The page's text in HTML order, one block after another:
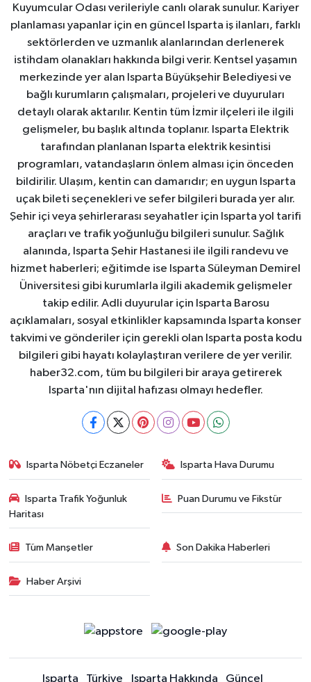
Kuyumcular Odası verileriyle canlı olarak sunulur. Kariyer
planlaması yapanlar için en güncel Isparta iş ilanları, farklı
sektörlerden ve uzmanlık alanlarından derlenerek
istihdam olanakları hakkında bilgi verir. Kentsel yaşamın
merkezinde yer alan Isparta Büyükşehir Belediyesi ve
bağlı kurumların çalışmaları, projeleri ve duyuruları
detaylı olarak aktarılır. Kentin tüm İzmir ilçeleri ile ilgili
gelişmeler, bu başlık altında toplanır. Isparta Elektrik
tarafından planlanan Isparta elektrik kesintisi
programları, vatandaşların önlem alması için önceden
bildirilir. Ulaşım, kentin can damarıdır; en uygun Isparta
uçak bileti seçenekleri ve sefer bilgileri burada yer alır.
Şehir içi veya şehirlerarası seyahatler için Isparta yol tarifi
araçları ve trafik yoğunluğu bilgileri sunulur. Sağlık
alanında, Isparta Şehir Hastanesi ile ilgili randevu ve
hizmet haberleri; eğitimde ise Isparta Süleyman Demirel
Üniversitesi gibi kurumlarla ilgili akademik gelişmeler
takip edilir. Adli duyurular için Isparta Barosu
açıklamaları, sosyal etkinlikler kapsamında Isparta konser
takvimi ve gönderiler için gerekli olan Isparta posta kodu
bilgileri gibi hayatı kolaylaştıran verilere de yer verilir.
haber32.com, tüm bu bilgileri bir araya getirerek
Isparta'nın dijital hafızası olmayı hedefler.
Isparta Nöbetçi Eczaneler Isparta Hava Durumu
Isparta Trafik Yoğunluk
Haritası
Puan Durumu ve Fikstür
Tüm Manşetler Son Dakika Haberleri
Haber Arşivi
Isparta Türkiye Isparta Hakkında Güncel